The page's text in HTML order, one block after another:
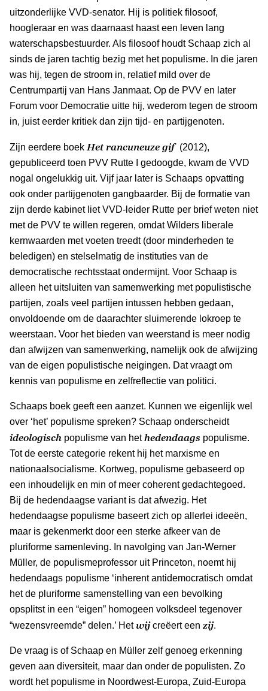
uitzonderlijke VVD-senator. Hij is politiek filosoof,
hoogleraar en was daarnaast haast een leven lang
waterschapsbestuurder. Als filosoof houdt Schaap zich al
sinds de jaren tachtig bezig met het populisme. In die jaren
was hij, tegen de stroom in, relatief mild over de
Centrumpartij van Hans Janmaat. Op de PVV en later
Forum voor Democratie uitte hij, wederom tegen de stroom
in, juist eerder kritiek dan zijn tijd- en partijgenoten.
Zijn eerdere boek Het rancuneuze gif(2012),
gepubliceerd toen PVV Rutte I gedoogde, kwam de VVD
nogal ongelukkig uit. Vijf jaar later is Schaaps opvatting
ook onder partijgenoten gangbaarder. Bij de formatie van
zijn derde kabinet liet VVD-leider Rutte per brief weten niet
met de PVV te willen regeren, omdat Wilders liberale
kernwaarden met voeten treedt (door minderheden te
beledigen) en stelselmatig de instituties van de
democratische rechtsstaat ondermijnt. Voor Schaap is
alleen het uitsluiten van samenwerking met populistische
partijen, zoals veel partijen intussen hebben gedaan,
onvoldoende om de daarachter sluimerende lokroep te
weerstaan. Voor het bieden van weerstand is meer nodig
dan afwijzen van samenwerking, namelijk ook de afwijzing
van de eigen populistische neigingen. Dat vraagt om
kennis van populisme en zelfreflectie van politici.
Schaaps boek geeft een aanzet. Kunnen we eigenlijk wel
over ‘het’ populisme spreken? Schaap onderscheidt
ideologisch populisme van het hedendaags populisme.
Tot de eerste categorie rekent hij het marxisme en
nationaalsocialisme. Kortweg, populisme gebaseerd op
een inhoudelijk en min of meer coherent gedachtegoed.
Bij de hedendaagse variant is dat afwezig. Het
hedendaagse populisme baseert zich op allerlei ideeën,
maar is gekenmerkt door een sterke afkeer van de
pluriforme samenleving. In navolging van Jan-Werner
Müller, de populismeprofessor uit Princeton, noemt hij
hedendaags populisme ‘inherent antidemocratisch omdat
het de pluriforme samenstelling van een bevolking
opsplitst in een “eigen” homogeen volksdeel tegenover
“wezensvreemde” delen.’ Hetwijcreëert een zij.
De vraag is of Schaap en Müller zelf genoeg erkenning
geven aan diversiteit, maar dan onder de populisten. Zo
wordt het populisme in Noordwest-Europa, Zuid-Europa